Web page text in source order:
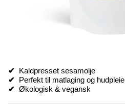
✔ Kaldpresset sesamolje
✔ Perfekt til matlaging og hudpleie
✔ Økologisk & vegansk